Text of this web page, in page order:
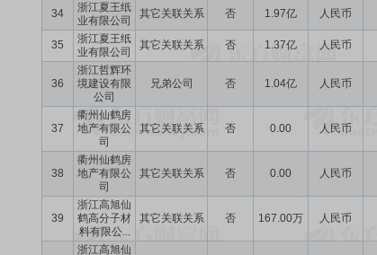
34
浙江夏王纸
业有限公司
其它关联关系 否 1.97亿 人民币
35
浙江夏王纸
业有限公司
其它关联关系 否 1.37亿 人民币
36
浙江哲辉环
境建设有限
公司
兄弟公司 否 1.04亿 人民币
37
衢州仙鹤房
地产有限公
司
其它关联关系 否 0.00 人民币
38
衢州仙鹤房
地产有限公
司
其它关联关系 否 0.00 人民币
39
浙江高旭仙
鹤高分子材
料有限公...
其它关联关系 否 167.00万 人民币
浙江高旭仙